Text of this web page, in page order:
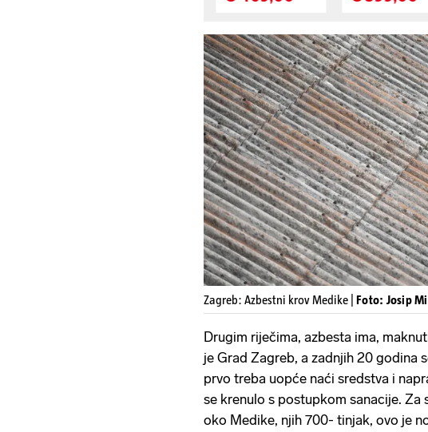
Zagreb: Azbestni krov Medike | Foto: Josip
Drugim riječima, azbesta ima,
je Grad Zagreb, a zadnjih 20 godina
prvo treba uopće naći sredstva i
se krenulo s postupkom sanacije. Za
oko Medike, njih 700- tinjak, ovo je